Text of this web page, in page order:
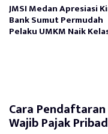
JMSI Medan Apresiasi
Bank Sumut Permudah
Pelaku UMKM Naik
Cara
Wajib Pajak